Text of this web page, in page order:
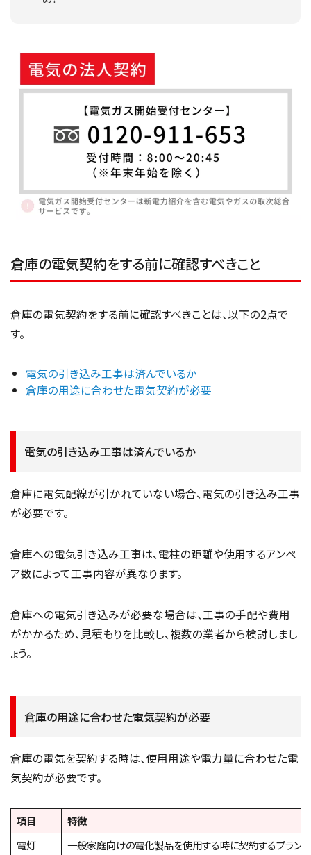
倉庫の電気契約をする前に確認すべきこと
倉庫の電気契約をする前に確認すべきことは、以下の2点で
す。
電気の引き込み工事は済んでいるか
倉庫の用途に合わせた電気契約が必要
電気の引き込み工事は済んでいるか
倉庫に電気配線が引かれていない場合、電気の引き込み工事
が必要です。
倉庫への電気引き込み工事は、電柱の距離や使用するアンペ
ア数によって工事内容が異なります。
倉庫への電気引き込みが必要な場合は、工事の手配や費用
がかかるため、見積もりを比較し、複数の業者から検討しまし
ょう。
倉庫の用途に合わせた電気契約が必要
倉庫の電気を契約する時は、使用用途や電力量に合わせた電
気契約が必要です。
項目
特徴
電灯
一般家庭向けの電化製品を使用する時に契約するプラン